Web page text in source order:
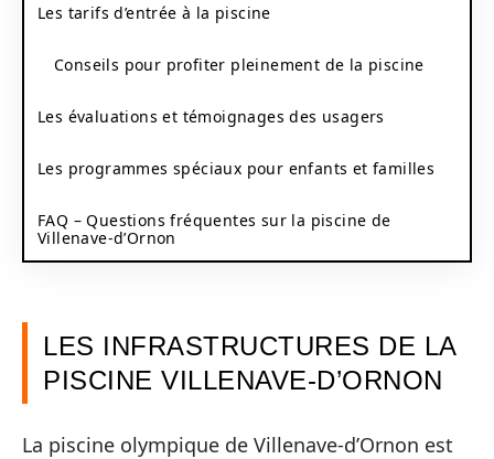
Les tarifs d’entrée à la piscine
Conseils pour profiter pleinement de la piscine
Les évaluations et témoignages des usagers
Les programmes spéciaux pour enfants et familles
FAQ – Questions fréquentes sur la piscine de
Villenave-d’Ornon
LES INFRASTRUCTURES DE LA
PISCINE VILLENAVE-D’ORNON
La piscine olympique de Villenave-d’Ornon est